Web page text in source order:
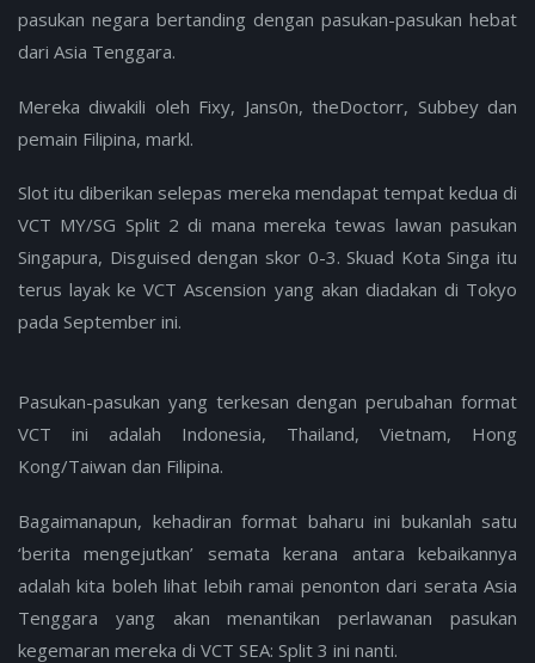
pasukan negara bertanding dengan pasukan-pasukan hebat
dari Asia Tenggara.
Mereka diwakili oleh Fixy, Jans0n, theDoctorr, Subbey dan
pemain Filipina, markl.
Slot itu diberikan selepas mereka mendapat tempat kedua di
VCT MY/SG Split 2 di mana mereka tewas lawan pasukan
Singapura, Disguised dengan skor 0-3. Skuad Kota Singa itu
terus layak ke VCT Ascension yang akan diadakan di Tokyo
pada September ini.
Pasukan-pasukan yang terkesan dengan perubahan format
VCT ini adalah Indonesia, Thailand, Vietnam, Hong
Kong/Taiwan dan Filipina.
Bagaimanapun, kehadiran format baharu ini bukanlah satu
‘berita mengejutkan’ semata kerana antara kebaikannya
adalah kita boleh lihat lebih ramai penonton dari serata Asia
Tenggara yang akan menantikan perlawanan pasukan
kegemaran mereka di VCT SEA: Split 3 ini nanti.